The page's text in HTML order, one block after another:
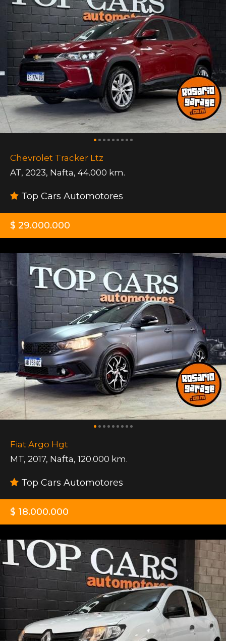
Chevrolet Tracker Ltz
AT, 2023, Nafta, 44.000 km.
Top Cars Automotores
$ 29.000.000
Fiat Argo Hgt
MT, 2017, Nafta, 120.000 km.
Top Cars Automotores
$ 18.000.000